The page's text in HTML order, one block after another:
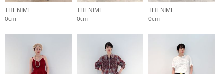
THENIME
0cm
THENIME
0cm
THENIME
0cm